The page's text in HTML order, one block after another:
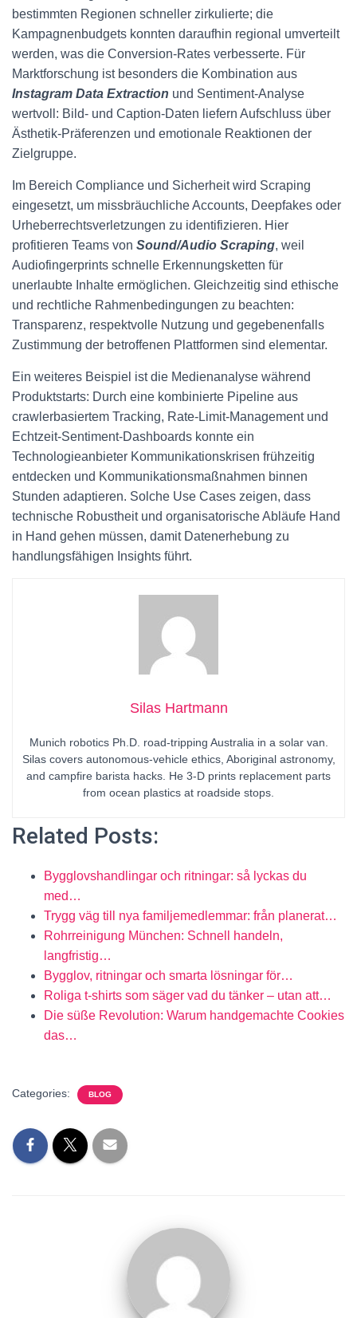
bestimmten Regionen schneller zirkulierte; die
Kampagnenbudgets konnten daraufhin regional umverteilt
werden, was die Conversion‑Rates verbesserte. Für
Marktforschung ist besonders die Kombination aus
Instagram Data Extraction und Sentiment‑Analyse
wertvoll: Bild‑ und Caption‑Daten liefern Aufschluss über
Ästhetik‑Präferenzen und emotionale Reaktionen der
Zielgruppe.
Im Bereich Compliance und Sicherheit wird Scraping
eingesetzt, um missbräuchliche Accounts, Deepfakes oder
Urheberrechtsverletzungen zu identifizieren. Hier
profitieren Teams von Sound/Audio Scraping, weil
Audiofingerprints schnelle Erkennungsketten für
unerlaubte Inhalte ermöglichen. Gleichzeitig sind ethische
und rechtliche Rahmenbedingungen zu beachten:
Transparenz, respektvolle Nutzung und gegebenenfalls
Zustimmung der betroffenen Plattformen sind elementar.
Ein weiteres Beispiel ist die Medienanalyse während
Produktstarts: Durch eine kombinierte Pipeline aus
crawlerbasiertem Tracking, Rate‑Limit‑Management und
Echtzeit‑Sentiment‑Dashboards konnte ein
Technologieanbieter Kommunikationskrisen frühzeitig
entdecken und Kommunikationsmaßnahmen binnen
Stunden adaptieren. Solche Use Cases zeigen, dass
technische Robustheit und organisatorische Abläufe Hand
in Hand gehen müssen, damit Datenerhebung zu
handlungsfähigen Insights führt.
Silas Hartmann
Munich robotics Ph.D. road-tripping Australia in a solar van.
Silas covers autonomous-vehicle ethics, Aboriginal astronomy,
and campfire barista hacks. He 3-D prints replacement parts
from ocean plastics at roadside stops.
Related Posts:
Bygglovshandlingar och ritningar: så lyckas du
med…
Trygg väg till nya familjemedlemmar: från planerat…
Rohrreinigung München: Schnell handeln,
langfristig…
Bygglov, ritningar och smarta lösningar för…
Roliga t-shirts som säger vad du tänker – utan att…
Die süße Revolution: Warum handgemachte Cookies
das…
Categories: BLOG